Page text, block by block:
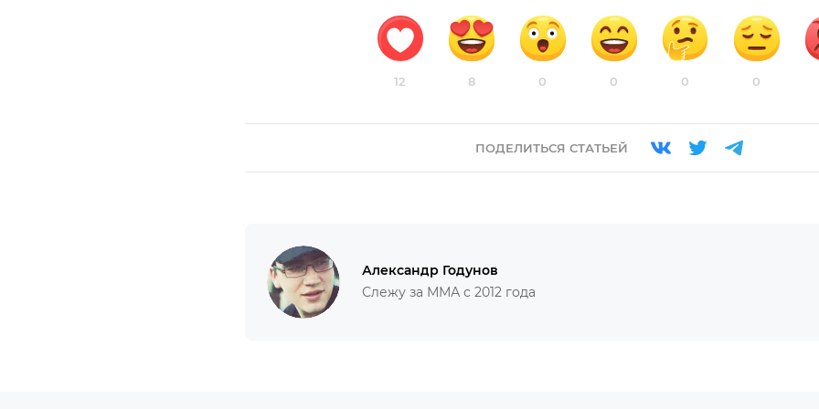
12 8 0 0 0 0
ПОДЕЛИТЬСЯ СТАТЬЕЙ
Александр Годунов
Слежу за ММА с 2012 года